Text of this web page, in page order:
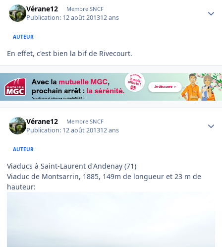
Vérane12 Membre SNCF
Publication: 12 août 201312 ans
AUTEUR
En effet, c'est bien la bif de Rivecourt.
Vérane12 Membre SNCF
Publication: 12 août 201312 ans
AUTEUR
Viaducs à Saint-Laurent d'Andenay (71)
Viaduc de Montsarrin, 1885, 149m de longueur et 23 m de
hauteur: